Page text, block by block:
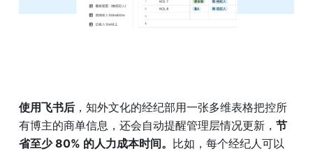
使用飞书后 ，知外文化的经纪部用一张多维表格把控所
有博主的商单信息，还会自动提醒管理层情况更新， 节
省至少 80% 的人力成本时间。 比如，每个经纪人可以